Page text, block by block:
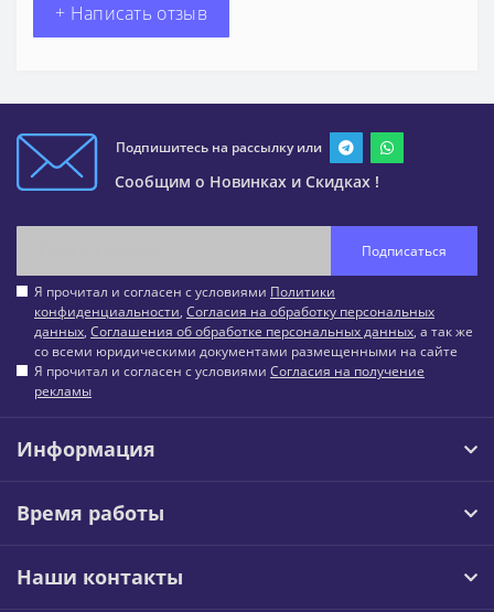
+ Написать отзыв
Подпишитесь на рассылку или
Сообщим о Новинках и Скидках !
Подписаться
Я прочитал и согласен с условиями Политики
конфиденциальности, Согласия на обработку персональных
данных, Соглашения об обработке персональных данных, а так же
со всеми юридическими документами размещенными на сайте
Я прочитал и согласен с условиями Согласия на получение
рекламы
Информация
Время работы
Наши контакты